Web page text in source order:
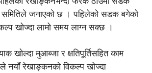
समितिले जनाएको छ । पहिलेको सडक बगेको
खोज्दा लामो समय लाग्न सक्छ ।
खोल्दा मुआब्जा र क्षतिपूर्तिसहित काम
नयाँ रेखाङ्कनको विकल्प खोज्दा